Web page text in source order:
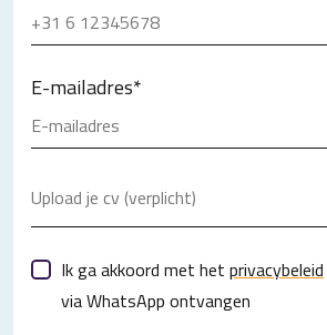
E-mailadres*
Upload je cv (verplicht)
Ik ga akkoord met het privacybeleid
via WhatsApp ontvangen